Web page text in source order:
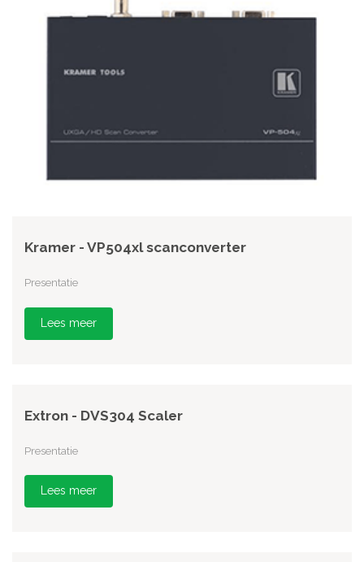
Kramer - VP504xl scanconverter
Presentatie
Lees meer
Extron - DVS304 Scaler
Presentatie
Lees meer